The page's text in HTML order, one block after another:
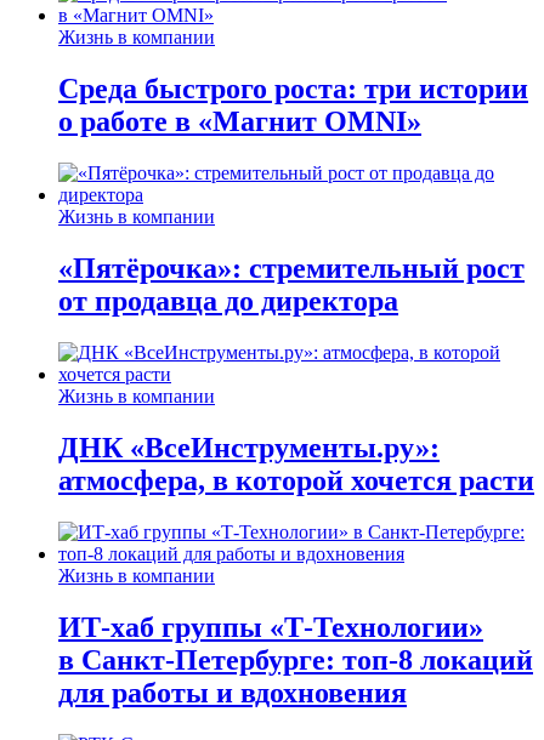
Жизнь в компании
Среда быстрого роста: три истории
о работе в «Магнит OMNI»
Жизнь в компании
«Пятёрочка»: стремительный рост
от продавца до директора
Жизнь в компании
ДНК «ВсеИнструменты.ру»:
атмосфера, в которой хочется расти
Жизнь в компании
ИТ-хаб группы «Т-Технологии»
в Санкт-Петербурге: топ-8 локаций
для работы и вдохновения